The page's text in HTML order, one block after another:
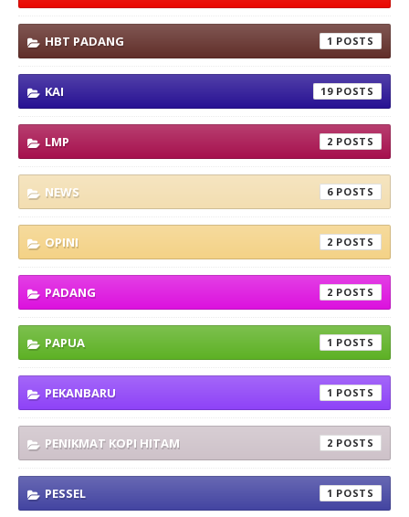
HBT PADANG 1
KAI 19
LMP 2
NEWS 6
OPINI 2
PADANG 2
PAPUA 1
PEKANBARU 1
PENIKMAT KOPI HITAM 2
PESSEL 1